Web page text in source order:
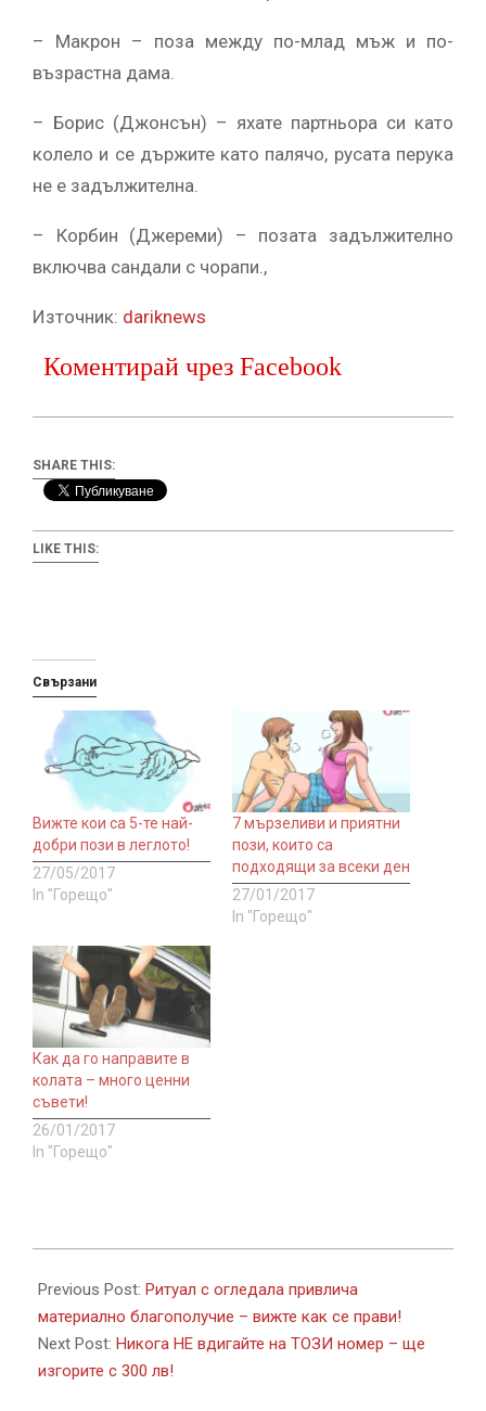
– Макрон – поза между по-млад мъж и по-
възрастна дама.
– Борис (Джонсън) – яхате партньора си като
колело и се държите като палячо, русата перука
не е задължителна.
– Корбин (Джереми) – позата задължително
включва сандали с чорапи.,
Източник: dariknews
Коментирай чрез Facebook
SHARE THIS:
LIKE THIS:
Свързани
Вижте кои са 5-те най-
добри пози в леглото!
27/05/2017
In "Горещо"
7 мързеливи и приятни
пози, които са
подходящи за всеки ден
27/01/2017
In "Горещо"
Как да го направите в
колата – много ценни
съвети!
26/01/2017
In "Горещо"
10-
24
Previous Post: Ритуал с огледала привлича
материално благополучие – вижте как се прави!
Next Post: Никога НЕ вдигайте на ТОЗИ номер – ще
изгорите с 300 лв!